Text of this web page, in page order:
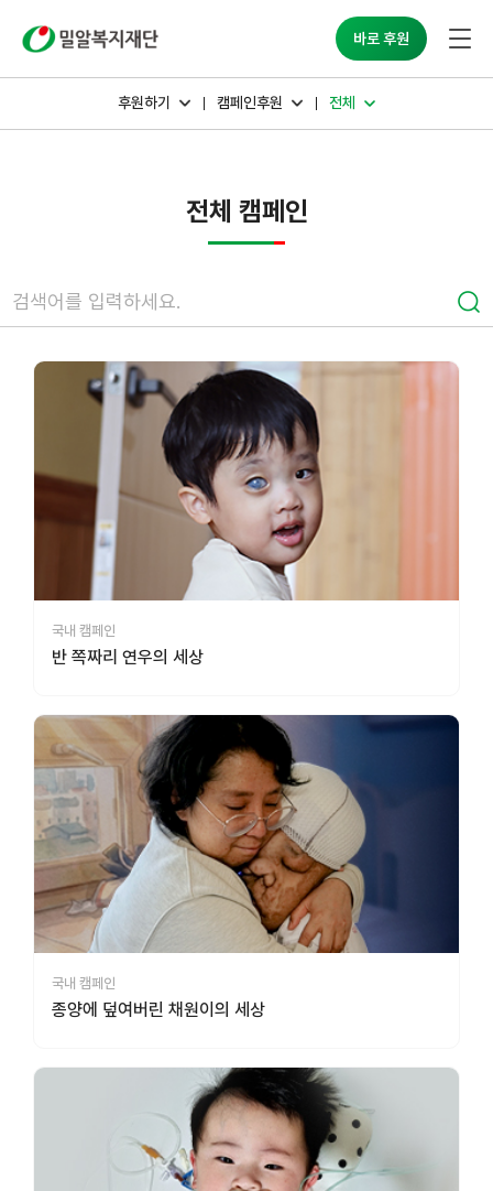
바로 후원
후원하기 캠페인후원 전체
전체 캠페인
국내 캠페인
반 쪽짜리 연우의 세상
국내 캠페인
종양에 덮여버린 채원이의 세상